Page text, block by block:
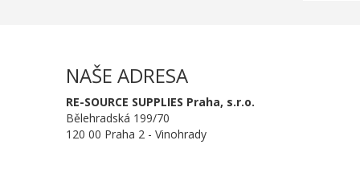
NAŠE ADRESA
RE-SOURCE SUPPLIES Praha, s.r.o.
Bělehradská 199/70
120 00 Praha 2 - Vinohrady